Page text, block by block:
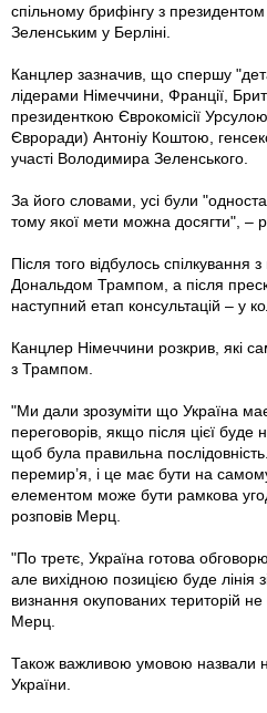
спільному брифінгу з
Зеленським у Берліні.
Канцлер зазначив, що спершу
лідерами Німеччини, Франції,
президенткою Єврокомісії
Євроради) Антоніу Коштою,
участі Володимира Зеленського.
За його словами, усі були
тому якої мети можна досягти", –
Після того відбулось
Дональдом Трампом, а після
наступний етап консультацій – у
Канцлер Німеччини розкрив, які
з Трампом.
"Ми дали зрозуміти що Україна
переговорів, якщо після цієї буде
щоб була правильна
перемир’я, і це має бути на
елементом може бути рамкова
розповів Мерц.
"По третє, Україна готова
але вихідною позицією буде
визнання окупованих територій
Мерц.
Також важливою умовою назвали
України.